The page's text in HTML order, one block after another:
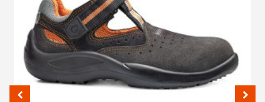
Opțiunile
alese
pagina
produsului.